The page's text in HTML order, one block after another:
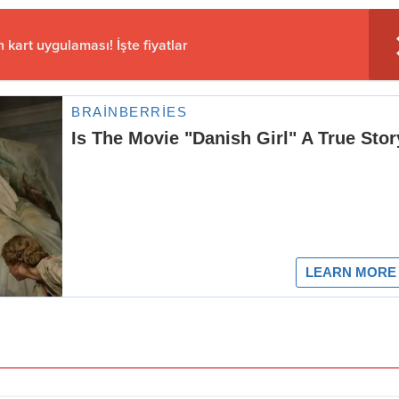
uygulaması! İşte fiyatlar